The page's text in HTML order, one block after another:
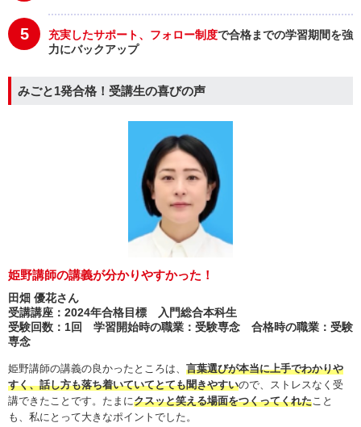
5 充実したサポート、フォロー制度で合格までの学習期間を強
力にバックアップ
みごと1発合格！受講生の喜びの声
姫野講師の講義が分かりやすかった！
田畑 優花さん
受講講座：2024年合格目標 入門総合本科生
受験回数：1回 学習開始時の職業：受験専念 合格時の職業：受験
専念
姫野講師の講義の良かったところは、 言葉選びが本当に上手でわかりや
すく、話し方も落ち着いていてとても聞きやすいので、ストレスなく受
講できたことです。たまにクスッと笑える場面をつくってくれた こと
も、私にとって大きなポイントでした。